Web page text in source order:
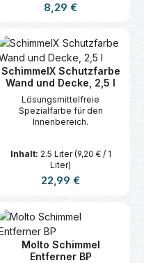
Regulärer Preis:
8,29 €
SchimmelX Schutzfarbe
Wand und Decke, 2,5 l
Lösungsmittelfreie
Spezialfarbe für den
Innenbereich.
Inhalt: 2.5 Liter(9,20 € / 1
Liter)
Regulärer Preis:
22,99 €
Molto Schimmel
Entferner BP